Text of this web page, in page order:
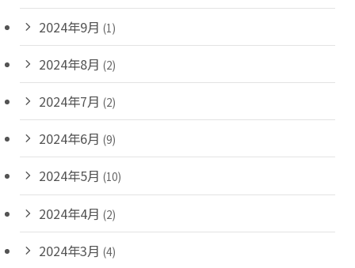
2024年9月 (1)
2024年8月 (2)
2024年7月 (2)
2024年6月 (9)
2024年5月 (10)
2024年4月 (2)
2024年3月 (4)